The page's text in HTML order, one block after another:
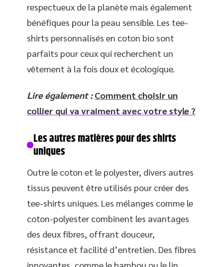
respectueux de la planète mais également
bénéfiques pour la peau sensible. Les tee-
shirts personnalisés en coton bio sont
parfaits pour ceux qui recherchent un
vêtement à la fois doux et écologique.
Lire également : Comment choisir un
collier qui va vraiment avec votre style ?
Les autres matières pour des shirts
uniques
Outre le coton et le polyester, divers autres
tissus peuvent être utilisés pour créer des
tee-shirts uniques. Les mélanges comme le
coton-polyester combinent les avantages
des deux fibres, offrant douceur,
résistance et facilité d’entretien. Des fibres